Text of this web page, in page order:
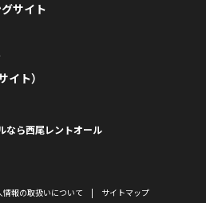
サイト
ト）
なら西尾レントオール
情報の取扱いについて サイトマップ